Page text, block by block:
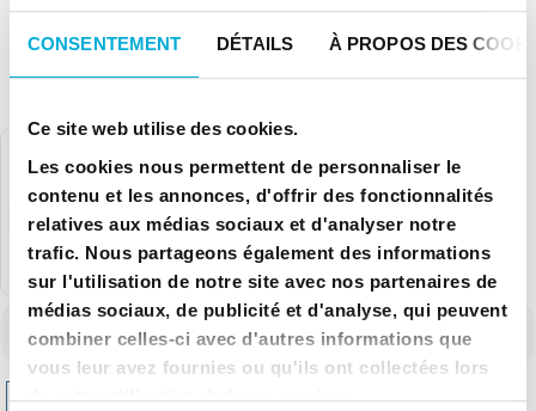
CONSENTEMENT DÉTAILS À PROPOS DES
Ce site web utilise des cookies.
Les cookies nous permettent de personnaliser le
contenu et les annonces, d'offrir des fonctionnalités
relatives aux médias sociaux et d'analyser notre
trafic. Nous partageons également des informations
sur l'utilisation de notre site avec nos partenaires de
médias sociaux, de publicité et d'analyse, qui peuvent
combiner celles-ci avec d'autres informations que
vous leur avez fournies ou qu'ils ont collectées lors
de votre utilisation de leurs services.
Référence ELTM24NSC310
946,80 €
TTC